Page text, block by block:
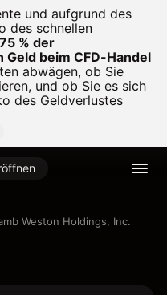
und aufgrund des
des schnellen
% der
beim CFD-Handel
abwägen, ob Sie
und ob Sie es sich
des Geldverlustes
Weston Holdings, Inc.